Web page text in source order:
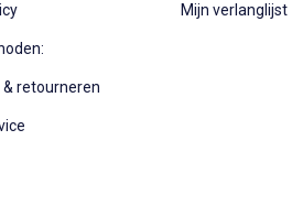
retourneren
Mijn verlanglijst